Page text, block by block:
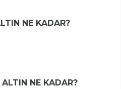
NE KADAR?
NE KADAR?